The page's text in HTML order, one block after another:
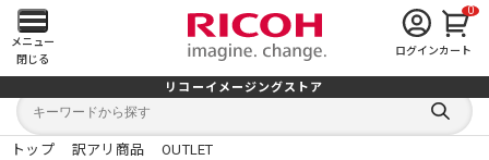
メ
イ
ン
メニュー
閉じる
ログイン
0
カート
リコーイメージングストア
キ
ワ
ー
キ
検
索
トップ 訳アリ商品 OUTLET